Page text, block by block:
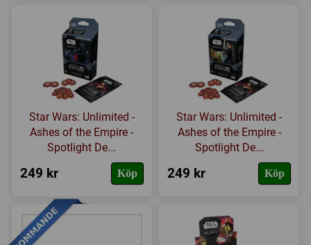
Star Wars: Unlimited -
Ashes of the Empire -
Spotlight De...
249 kr Köp
Star Wars: Unlimited -
Ashes of the Empire -
Spotlight De...
249 kr Köp